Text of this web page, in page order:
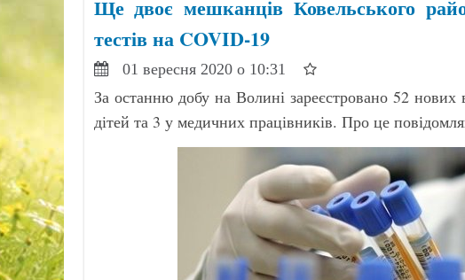
Ще двоє мешканців Ковельського
тестів на COVID-19
01 вересня 2020 о 10:31
За останню добу на Волині зареєстровано 52
дітей та 3 у медичних працівників. Про це